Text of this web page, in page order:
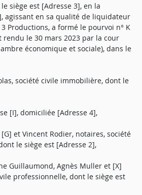
le siège est [Adresse 3], en la
agissant en sa qualité de liquidateur
Productions, a formé le pourvoi n° K
rendu le 30 mars 2023 par la cour
économique et sociale), dans le
société civile immobilière, dont le
[I], domiciliée [Adresse 4],
et Vincent Rodier, notaires, société
le siège est [Adresse 2],
Guillaumond, Agnès Muller et [X]
professionnelle, dont le siège est